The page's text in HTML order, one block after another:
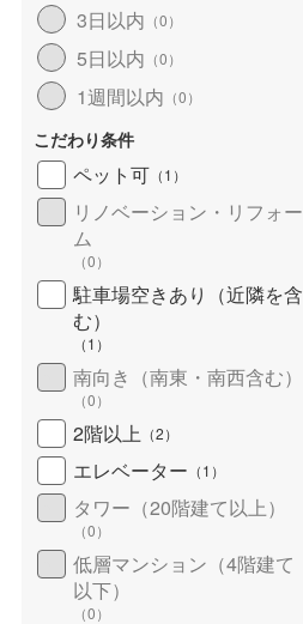
3日以内 （0）
5日以内 （0）
1週間以内 （0）
こだわり条件
ペット可 （1 ）
リノベーション・リフォー
ム
（0）
駐車場空きあり（近隣を含
む）
（1 ）
南向き（南東・南西含む）
（0）
2階以上 （2）
エレベーター （1 ）
タワー（20階建て以上）
（0）
低層マンション（4階建て
以下）
（0）